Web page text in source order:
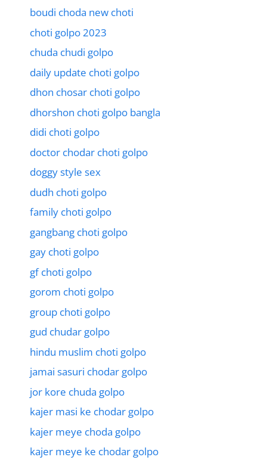
boudi choda new choti
choti golpo 2023
chuda chudi golpo
daily update choti golpo
dhon chosar choti golpo
dhorshon choti golpo bangla
didi choti golpo
doctor chodar choti golpo
doggy style sex
dudh choti golpo
family choti golpo
gangbang choti golpo
gay choti golpo
gf choti golpo
gorom choti golpo
group choti golpo
gud chudar golpo
hindu muslim choti golpo
jamai sasuri chodar golpo
jor kore chuda golpo
kajer masi ke chodar golpo
kajer meye choda golpo
kajer meye ke chodar golpo